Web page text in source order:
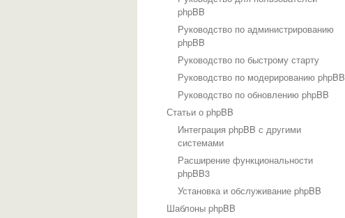
phpBB
Руководство по администрированию
phpBB
Руководство по быстрому старту
Руководство по модерированию phpBB
Руководство по обновлению phpBB
Статьи о phpBB
Интеграция phpBB с другими
системами
Расширение функциональности
phpBB3
Установка и обслуживание phpBB
Шаблоны phpBB